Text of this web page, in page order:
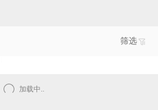
筛选
加载中..